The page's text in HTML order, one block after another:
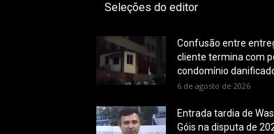
Seleções do editor
Confusão entre
cliente termina com
condomínio
6 de agosto de 2026
Entrada tardia de
Góis na disputa de